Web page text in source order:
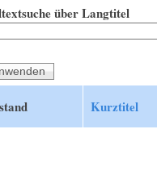
über Langtitel
Kurztitel